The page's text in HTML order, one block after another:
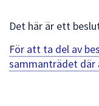
Det här är ett
För att ta del av
sammanträdet där